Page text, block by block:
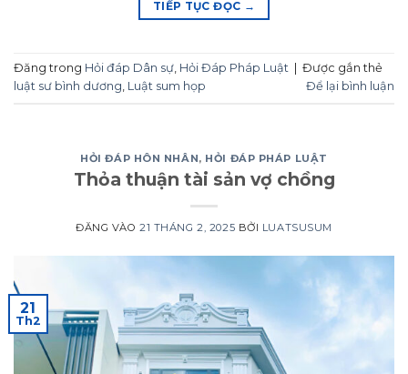
TIẾP TỤC ĐỌC →
Đăng trong Hỏi đáp Dân sự, Hỏi Đáp Pháp Luật
Được gắn thẻ
luật sư bình dương, Luật sum họp Để lại bình luận
HỎI ĐÁP HÔN NHÂN, HỎI ĐÁP PHÁP LUẬT
Thỏa thuận tài sản vợ chồng
ĐĂNG VÀO21 THÁNG 2, 2025 BỞI LUATSUSUM
21
Th2